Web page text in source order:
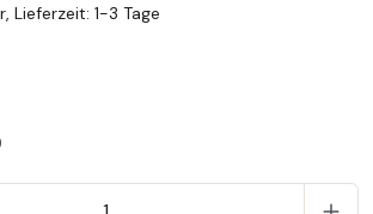
Artigianale, Lingue corte all' Olio extra
Lieferzeit: 1-3 Tage